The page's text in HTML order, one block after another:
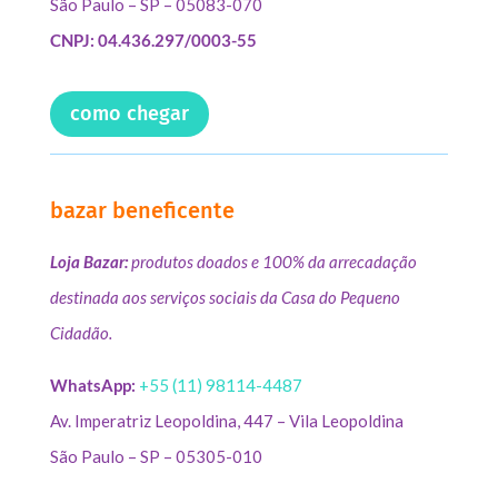
São Paulo – SP – 05083-070
CNPJ: 04.436.297/0003-55
como chegar
bazar beneficente
Loja Bazar:produtos doados e 100% da arrecadação
destinada aos serviços sociais da Casa do Pequeno
Cidadão.
WhatsApp: +55 (11) 98114-4487
Av. Imperatriz Leopoldina, 447 – Vila Leopoldina
São Paulo – SP – 05305-010